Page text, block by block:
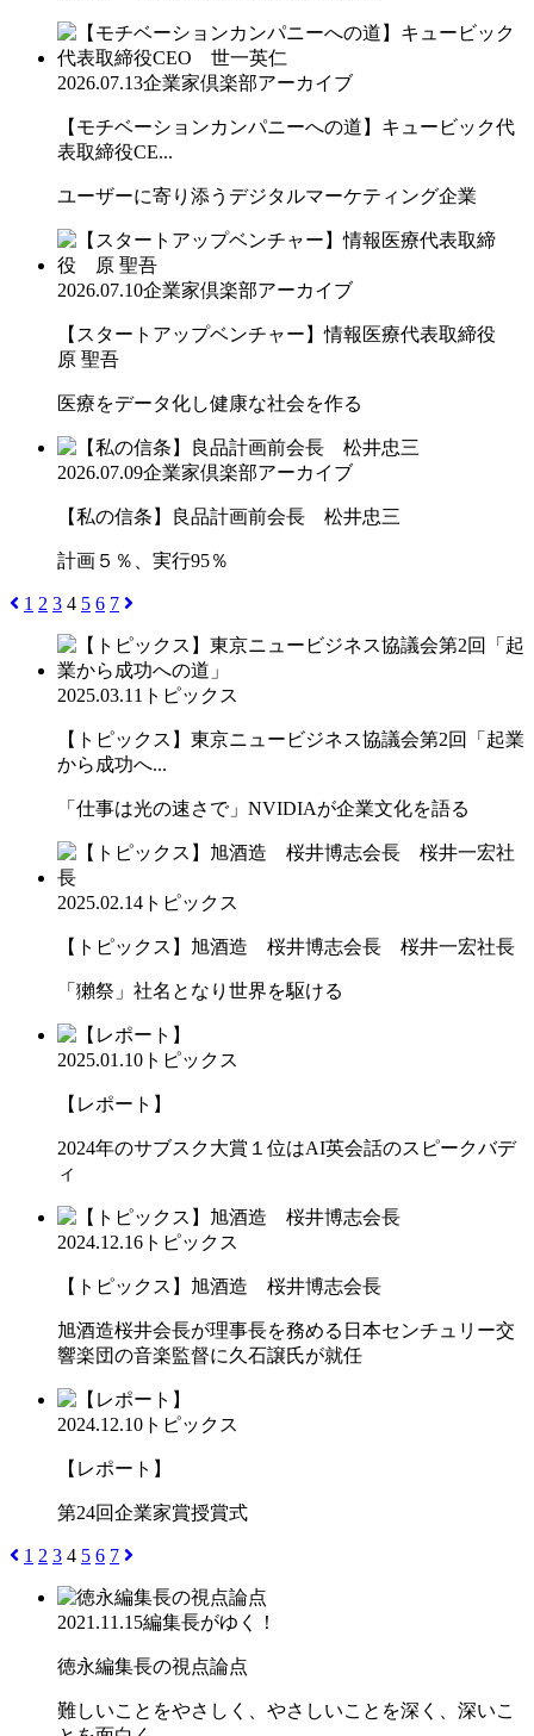
2026.07.13企業家倶楽部アーカイブ
【モチベーションカンパニーへの道】キュービック代
表取締役CE...
ユーザーに寄り添うデジタルマーケティング企業
2026.07.10企業家倶楽部アーカイブ
【スタートアップベンチャー】情報医療代表取締役
原 聖吾
医療をデータ化し健康な社会を作る
2026.07.09企業家倶楽部アーカイブ
【私の信条】良品計画前会長 松井忠三
計画５％、実行95％
1 2 3 4 5 6 7
2025.03.11 トピックス
【トピックス】東京ニュービジネス協議会第2回「起業
から成功へ...
「仕事は光の速さで」NVIDIAが企業文化を語る
2025.02.14 トピックス
【トピックス】旭酒造 桜井博志会長 桜井一宏社長
「獺祭」社名となり世界を駆ける
2025.01.10 トピックス
【レポート】
2024年のサブスク大賞１位はAI英会話のスピークバデ
ィ
2024.12.16 トピックス
【トピックス】旭酒造 桜井博志会長
旭酒造桜井会長が理事長を務める日本センチュリー交
響楽団の音楽監督に久石譲氏が就任
2024.12.10 トピックス
【レポート】
第24回企業家賞授賞式
1 2 3 4 5 6 7
2021.11.15編集長がゆく！
徳永編集長の視点論点
難しいことをやさしく、やさしいことを深く、深いこ